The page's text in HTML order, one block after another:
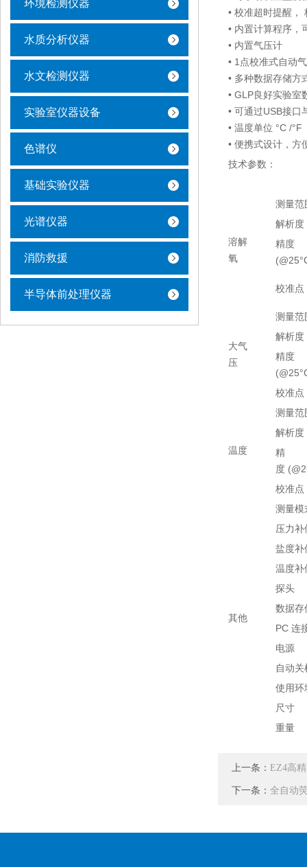
环境检测仪器
水质分析仪器
水文检测仪器
实验室仪器设备
色谱仪
基础实验仪器
光谱仪器
消防救援
半导体前处理仪器
• 校准超时提醒，
• 内置计算程序，
• 内置气压计
• 1点校准式自动
• 多种数据存储方
• GLP良好实验室
• 可通过USB接口
• 温度单位 °C /°F
• 便携式设计，
技术参数：
溶解
氧
测量范
解析度
精度
校准点
大气
压
测量范
解析度
精度
校准点
温度
测量范
解析度
精
度
校准点
其他
测量模
压力补
盐度补
温度补
探头
数据存
PC 连
电源
自动关
使用环
尺寸
重量
上一条： EZ4高
下一条： 全自动